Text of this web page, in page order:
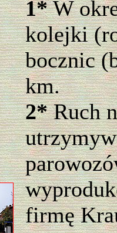
1*W
kolejki
bocznic
km.
2*Ruch
firmę